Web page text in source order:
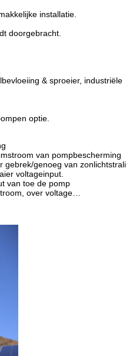
installatie.
doorgebracht.
& sproeier, industriële
optie.
van pompbescherming
genoeg van
voltageinput.
van toe de pomp
over voltage…